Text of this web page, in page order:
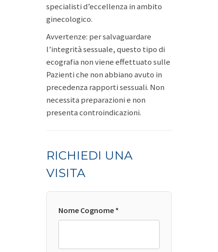
specialisti d’eccellenza in ambito
ginecologico.
Avvertenze: per salvaguardare
l’integrità sessuale, questo tipo di
ecografia non viene effettuato sulle
Pazienti che non abbiano avuto in
precedenza rapporti sessuali. Non
necessita preparazioni e non
presenta controindicazioni.
RICHIEDI UNA
VISITA
Nome Cognome *